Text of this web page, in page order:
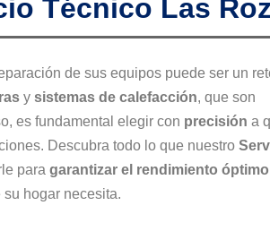
Técnico Las
de sus equipos puede ser un
y sistemas de calefacción, que son
es fundamental elegir con precisión a
Descubra todo lo que nuestro
para garantizar el rendimiento óptimo
su hogar necesita.